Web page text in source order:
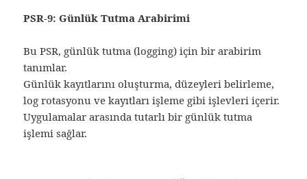
PSR-9: Günlük Tutma Arabirimi
Bu PSR, günlük tutma (logging) için bir arabirim
tanımlar.
Günlük kayıtlarını oluşturma, düzeyleri belirleme,
log rotasyonu ve kayıtları işleme gibi işlevleri içerir.
Uygulamalar arasında tutarlı bir günlük tutma
işlemi sağlar.